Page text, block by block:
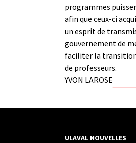
programmes
afin que ceux-ci
un esprit de
gouvernement de
faciliter la
de professeurs.
YVON LAROSE
ULAVAL NOUVELLES